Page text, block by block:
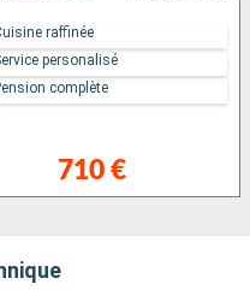
710 €
raffinée
personalisé
complète